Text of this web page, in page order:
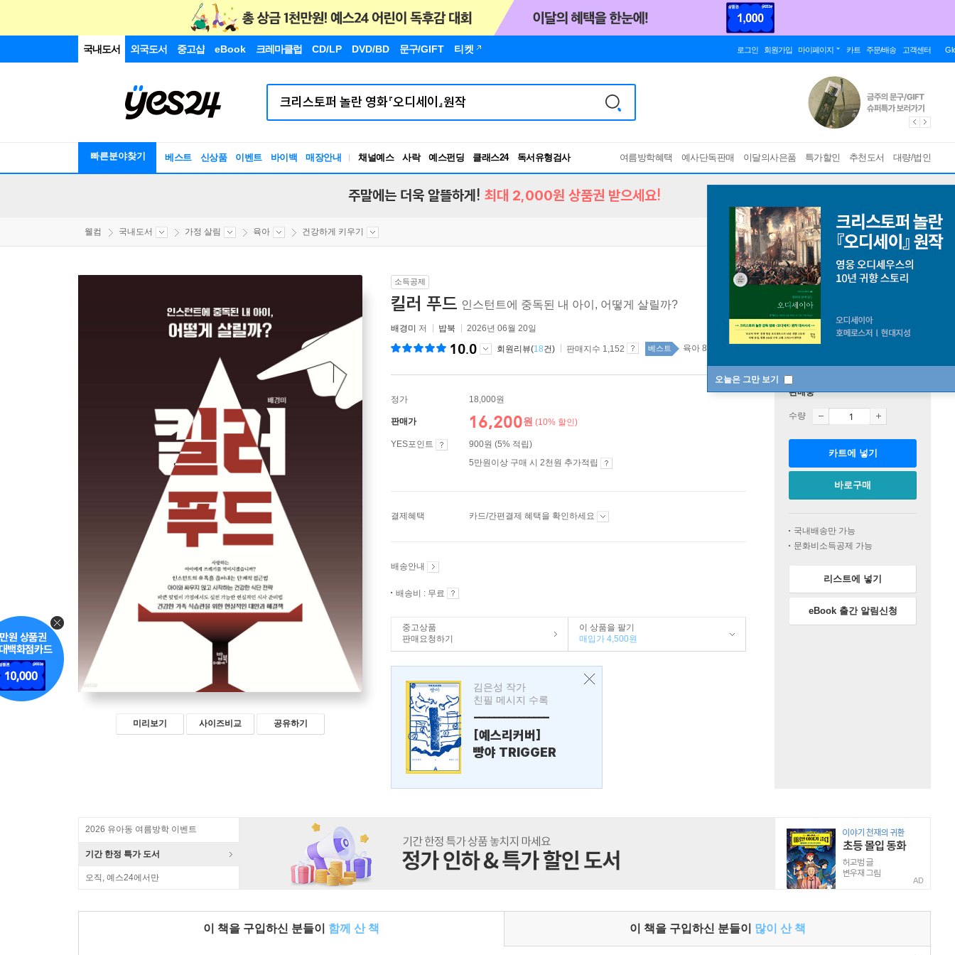
국내도서 외국도서 중고샵 eBook 크레마클럽 CD/LP DVD/BD 문구/GIFT 티켓 로그인 회원가입 마이페이지 카트 주문/배송 고객센터
빠른분야찾기 베스트 신상품 이벤트 바이백 매장안내 채널예스 사락 예스펀딩 클래스24
RBTI Lab
독서유형검사
여름방학혜택 예사단독판매 이달의사은품 특가할인 추천도서 대량/법인
오늘은 그만 보기
주말에는 더욱 알뜰하게! 최대 2,000원 상품권 받으세요!
웰컴 국내도서 가정 살림 육아 건강하게 키우기
미리보기 사이즈비교 공유하기
소득공제
킬러 푸드 인스턴트에 중독된 내 아이, 어떻게 살릴까?
배경미 저 밥북 2026년 06월 20일
10.0 회원리뷰(18건) 판매지수 1,152 베스트 육아 86위
정가 18,000원
판매가 16,200원 (10% 할인)
YES포인트
900원 (5% 적립)
5만원이상 구매 시 2천원 추가적립
결제혜택 카드/간편결제 혜택을 확인하세요
배송안내
배송비 : 무료
중고상품
판매요청하기
이 상품을 팔기
매입가 4,500원
김은성 작가
친필 메시지 수록
---------------
[예스리커버]
빵야 TRIGGER
판매중
수량
카트에 넣기
바로구매
국내배송만 가능
문화비소득공제 가능
리스트에 넣기
eBook 출간 알림신청
2026 유아동 여름방학 이벤트
기간 한정 특가 도서
오직, 예스24에서만 AD
이 책을 구입하신 분들이 함께 산 책 이 책을 구입하신 분들이 많이 산 책